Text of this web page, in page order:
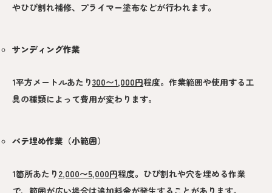
やひび割れ補修、プライマー塗布などが行われます。
サンディング作業
1平方メートルあたり300〜1,000円程度。作業範囲や使用する工
具の種類によって費用が変わります。
パテ埋め作業（小範囲）
1箇所あたり 2,000〜5,000円程度。ひび割れや穴を埋める作業
で、範囲が広い場合は追加料金が発生することがあります。